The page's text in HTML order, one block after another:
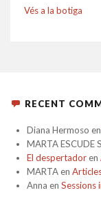
Vés a la botiga
RECENT
Diana Hermoso en
MARTA ESCUDE
El despertadoren
MARTAen
Anna en Sessions